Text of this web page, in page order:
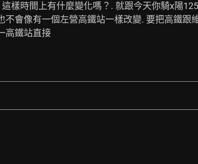
樣時間上有什麼變化嗎？. 就跟今天你騎x陽
會像有一個左營高鐵站一樣改變. 要把高鐵跟
高鐵站直接